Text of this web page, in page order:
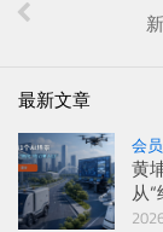
最新文章
会
黄
从